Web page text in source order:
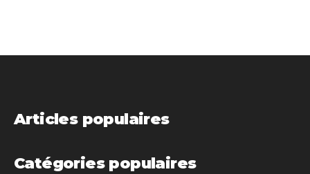
Articles populaires
Catégories populaires